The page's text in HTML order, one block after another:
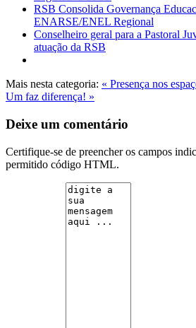
RSB Consolida Governança
ENARSE/ENEL Regional
Conselheiro geral para a Pastoral
atuação da RSB
Mais nesta categoria: « Presença nos
Um faz diferença! »
Deixe um comentário
Certifique-se de preencher os campos
permitido código HTML.